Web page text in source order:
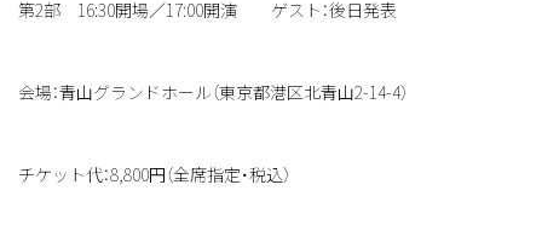
第2部 16:30開場／17:00開演 ゲスト：後日発表
会場：青山グランドホール（東京都港区北青山2-14-4）
チケット代：8,800円（全席指定・税込）